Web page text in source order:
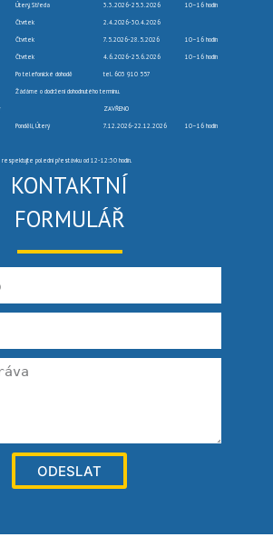
Úterý, Středa 3.3.2026-25.3.2026 10–16 hodin
Čtvrtek 2.4.2026-30.4.2026
Čtvrtek 7.5.2026-28.5.2026 10–16 hodin
Čtvrtek 4.6.2026-25.6.2026 10–16 hodin
Po telefonické dohodě tel. 603 910 557
Žádáme o dodržení dohodnutého termínu.
ZAVŘENO
Pondělí, Úterý 7.12.2026-22.12.2026 10–16 hodin
respektujte polední přestávku od 12-12:30 hodin.
KONTAKTNÍ
FORMULÁŘ
ODESLAT